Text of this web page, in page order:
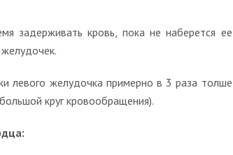
задерживать кровь, пока не наберется ее
левого желудочка примерно в 3 раза толше
круг кровообращения).